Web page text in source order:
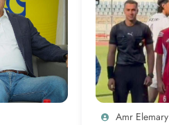
Amr Elemary